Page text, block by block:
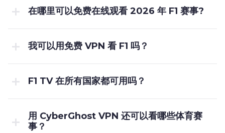
在哪里可以免费在线观看 2026 年 F1 赛事?
我可以用免费 VPN 看 F1 吗？
F1 TV 在所有国家都可用吗？
用 CyberGhost VPN 还可以看哪些体育赛
事？